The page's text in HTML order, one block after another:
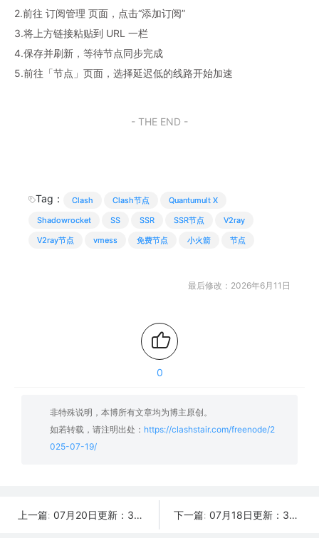
2.前往 订阅管理 页面，点击“添加订阅”
3.将上方链接粘贴到 URL 一栏
4.保存并刷新，等待节点同步完成
5.前往「节点」页面，选择延迟低的线路开始加速
- THE END -
Tag： Clash Clash节点
Quantumult X
Shadowrocket
SS SSR SSR节点
V2ray
V2ray节点
vmess 免费节点 小火箭 节点
最后修改：2026年6月11日
0
非特殊说明，本博所有文章均为博主原创。
如若转载，请注明出处： https://clashstair.com/freenode/2
025-07-19/
上一篇: 07月20日更新：33条可用免费节点 | 2025年SSR/V2ray/Clash订阅链接 下一篇: 07月18日更新：36条可用免费节点 | 2025年SSR/V2ray/Clash订阅链接